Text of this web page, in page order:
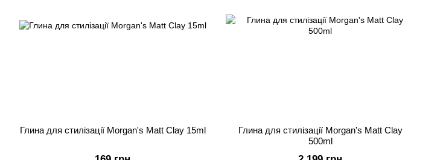
Глина для стилізації Morgan's Matt Clay 15ml
Глина для стилізації Morgan's Matt Clay
500ml